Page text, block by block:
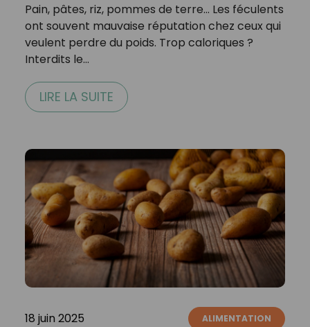
Pain, pâtes, riz, pommes de terre… Les féculents
ont souvent mauvaise réputation chez ceux qui
veulent perdre du poids. Trop caloriques ?
Interdits le…
LIRE LA SUITE
18 juin 2025 ALIMENTATION